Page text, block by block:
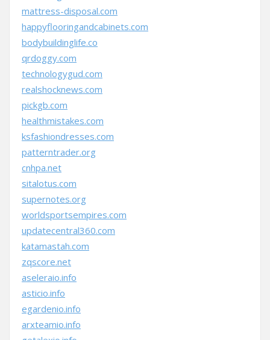
mattress-disposal.com
happyflooringandcabinets.com
bodybuildinglife.co
qrdoggy.com
technologygud.com
realshocknews.com
pickgb.com
healthmistakes.com
ksfashiondresses.com
patterntrader.org
cnhpa.net
sitalotus.com
supernotes.org
worldsportsempires.com
updatecentral360.com
katamastah.com
zqscore.net
aseleraio.info
asticio.info
egardenio.info
arxteamio.info